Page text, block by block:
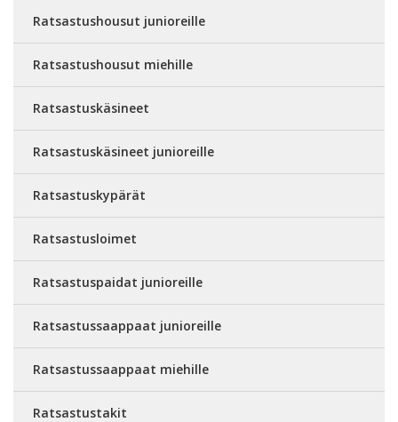
Ratsastushousut junioreille
Ratsastushousut miehille
Ratsastuskäsineet
Ratsastuskäsineet junioreille
Ratsastuskypärät
Ratsastusloimet
Ratsastuspaidat junioreille
Ratsastussaappaat junioreille
Ratsastussaappaat miehille
Ratsastustakit